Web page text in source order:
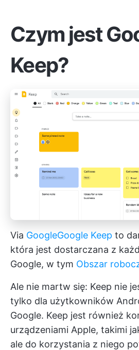
Czym jest
Keep?
Via GoogleGoogle Keep to
która jest dostarczana z
Google, w tym Obszar
Ale nie martw się: Keep nie
tylko dla użytkowników
Google. Keep jest również
urządzeniami Apple, takimi
ale do korzystania z niego